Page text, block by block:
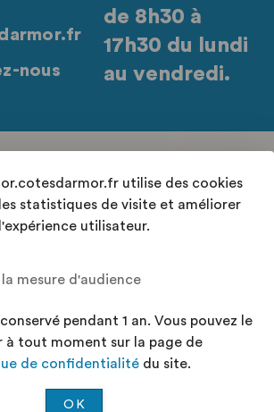
nous
de 8h30 à
17h30 du lundi
au vendredi.
Générales d'Utilisation
de confidentialité
site
utilise des cookies
statistiques de visite et améliorer
l'expérience utilisateur.
mesure d'audience
pendant 1 an. Vous pouvez le
à tout moment sur la page de
de confidentialitédu site.
OK